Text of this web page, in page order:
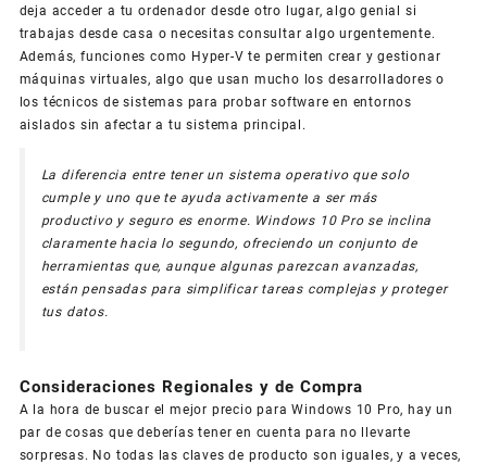
deja acceder a tu ordenador desde otro lugar, algo genial si
trabajas desde casa o necesitas consultar algo urgentemente.
Además, funciones como Hyper-V te permiten crear y gestionar
máquinas virtuales, algo que usan mucho los desarrolladores o
los técnicos de sistemas para probar software en entornos
aislados sin afectar a tu sistema principal.
La diferencia entre tener un sistema operativo que solo
cumple y uno que te ayuda activamente a ser más
productivo y seguro es enorme. Windows 10 Pro se inclina
claramente hacia lo segundo, ofreciendo un conjunto de
herramientas que, aunque algunas parezcan avanzadas,
están pensadas para simplificar tareas complejas y proteger
tus datos.
Consideraciones Regionales y de Compra
A la hora de buscar el mejor precio para Windows 10 Pro, hay un
par de cosas que deberías tener en cuenta para no llevarte
sorpresas. No todas las claves de producto son iguales, y a veces,